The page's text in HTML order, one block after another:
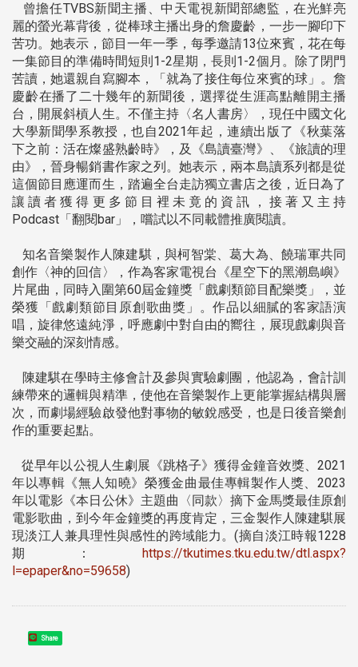
曾擔任TVBS新聞主播、中天電視新聞部總監，在光鮮亮
麗的螢光幕背後，從棒球主播出身的詹慶齡，一步一腳印下
苦功。她表示，節目一年一季，每季邀請13位來賓，花在每
一集節目的準備時間短則1-2星期，長則1-2個月。除了閉門
苦讀，她還親自寫腳本，「就為了接住每位來賓的球」。詹
慶齡在播了二十幾年的新聞後，選擇從生涯高點離開主播
台，開展斜槓人生。不僅主持〈名人書房〉，現任中國文化
大學新聞學系教授，也自2021年起，連續出版了《秋葉落
下之前：活在燦盛熟齡時》，及《島讀臺灣》、《旅讀的理
由》，晉身暢銷書作家之列。她表示，兩本島讀系列都是從
這個節目應運而生，踏遍全台走訪獨立書店之後，近日為了
讓讀者獲得更多節目裡未竟的資訊，接著又主持
Podcast「翻閱bar」，嚐試以不同載體推廣閱讀。
知名音樂製作人陳建騏，與柯智棠、葛大為、饒瑞軍共同
創作〈神的回信〉，作為客家電視台《星空下的黑潮島嶼》
片尾曲，同時入圍第60屆金鐘獎「戲劇類節目配樂獎」，並
榮獲「戲劇類節目原創歌曲獎」。作品以細膩的客家語演
唱，旋律悠遠純淨，呼應劇中對自由的嚮往，展現戲劇與音
樂交融的深刻情感。
陳建騏在學時主修會計及參與實驗劇團，他認為，會計訓
練帶來的邏輯與精準，使他在音樂製作上更能掌握結構與層
次，而劇場經驗啟發他對事物的敏銳感受，也是日後音樂創
作的重要起點。
從早年以公視人生劇展《跳格子》獲得金鐘音效獎、2021
年以專輯《無人知曉》榮獲金曲最佳專輯製作人獎、2023
年以電影《本日公休》主題曲〈同款〉摘下金馬獎最佳原創
電影歌曲，到今年金鐘獎的再度肯定，三金製作人陳建騏展
現淡江人兼具理性與感性的跨域能力。(摘自淡江時報1228
期：
https://tkutimes.tku.edu.tw/dtl.aspx?
l=epaper&no=59658)
Share